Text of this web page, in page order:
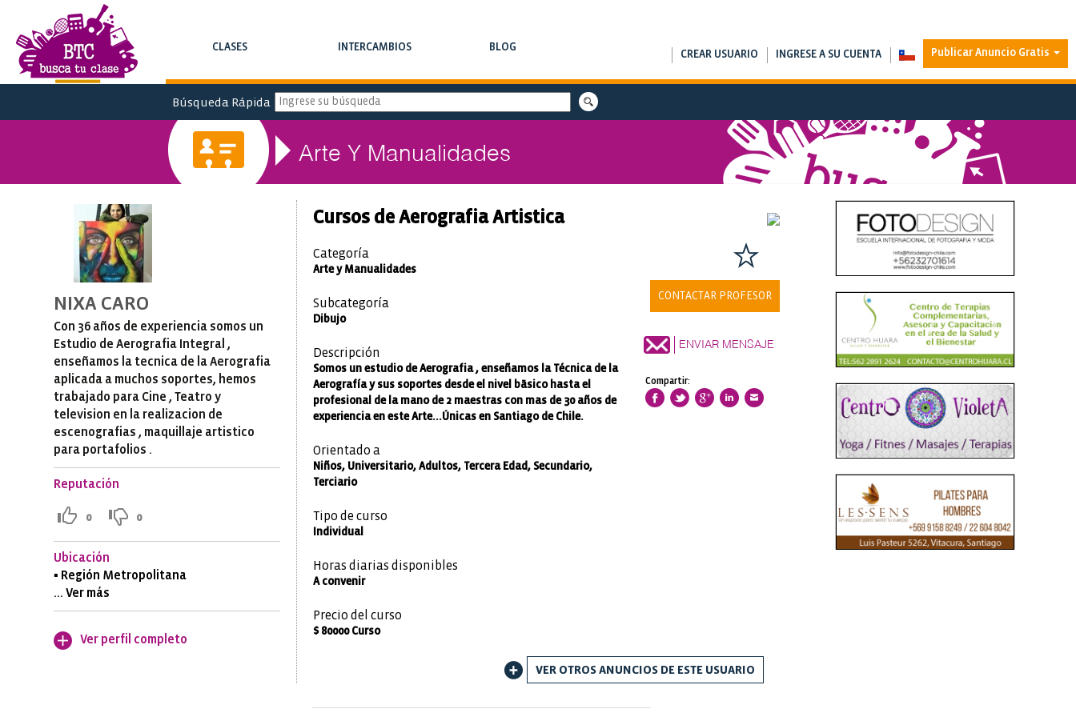
CLASES INTERCAMBIOS BLOG
Publicar Anuncio Gratis
CREAR USUARIO INGRESE A SU CUENTA
Búsqueda Rápida
Arte Y Manualidades
NIXA CARO
Con 36 años de experiencia somos un
Estudio de Aerografia Integral ,
enseñamos la tecnica de la Aerografia
aplicada a muchos soportes, hemos
trabajado para Cine , Teatro y
television en la realizacion de
escenografias , maquillaje artistico
para portafolios .
Reputación
0 0
Ubicación
▪ Región Metropolitana
... Ver más
Ver perfil completo
CONTACTAR PROFESOR
ENVIAR MENSAJE
Compartir:
Cursos de Aerografia Artistica
Categoría
Arte y Manualidades
Subcategoría
Dibujo
Descripción
Somos un estudio de Aerografia , enseñamos la Técnica de la
Aerografía y sus soportes desde el nivel bäsico hasta el
profesional de la mano de 2 maestras con mas de 30 años de
experiencia en este Arte...Únicas en Santiago de Chile.
Orientado a
Niños, Universitario, Adultos, Tercera Edad, Secundario,
Terciario
Tipo de curso
Individual
Horas diarias disponibles
A convenir
Precio del curso
$ 80000 Curso
VER OTROS ANUNCIOS DE ESTE USUARIO